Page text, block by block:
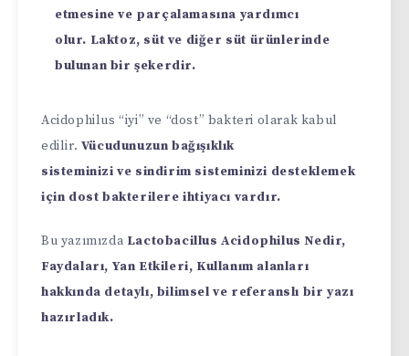
etmesine ve parçalamasına yardımcı
olur. Laktoz, süt ve diğer süt ürünlerinde
bulunan bir şekerdir.
Acidophilus “iyi” ve “dost” bakteri olarak kabul
edilir. Vücudunuzun bağışıklık
sisteminizi ve sindirim sisteminizi desteklemek
için dost bakterilere ihtiyacı vardır.
Bu yazımızda Lactobacillus Acidophilus Nedir,
Faydaları, Yan Etkileri, Kullanım alanları
hakkında detaylı, bilimsel ve referanslı bir yazı
hazırladık.